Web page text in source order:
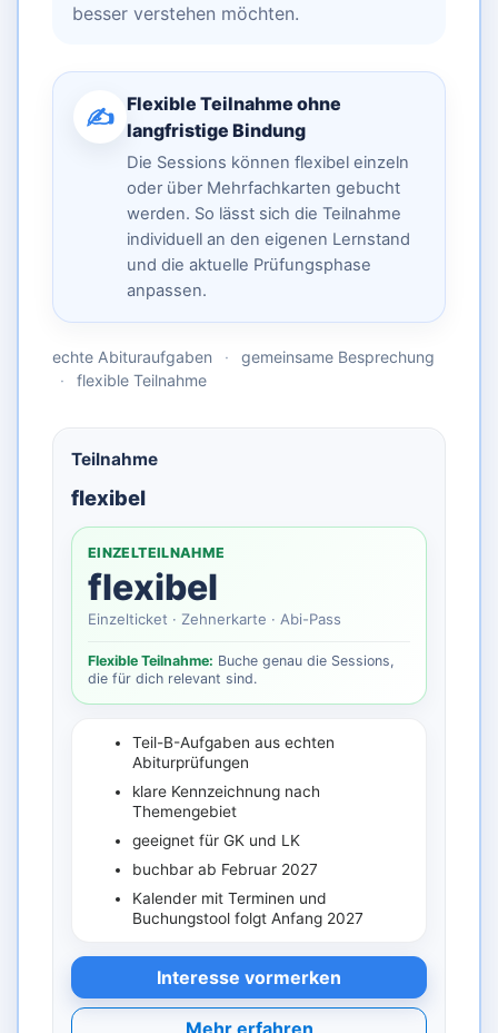
besser verstehen möchten.
✍️ Flexible Teilnahme ohne
langfristige Bindung
Die Sessions können flexibel einzeln
oder über Mehrfachkarten gebucht
werden. So lässt sich die Teilnahme
individuell an den eigenen Lernstand
und die aktuelle Prüfungsphase
anpassen.
echte Abituraufgaben ·
gemeinsame Besprechung
·
flexible Teilnahme
Teilnahme
flexibel
EINZELTEILNAHME
flexibel
Einzelticket · Zehnerkarte · Abi-Pass
Flexible Teilnahme: Buche genau die Sessions,
die für dich relevant sind.
Teil-B-Aufgaben aus echten
Abiturprüfungen
klare Kennzeichnung nach
Themengebiet
geeignet für GK und LK
buchbar ab Februar 2027
Kalender mit Terminen und
Buchungstool folgt Anfang 2027
Interesse vormerken
Mehr erfahren